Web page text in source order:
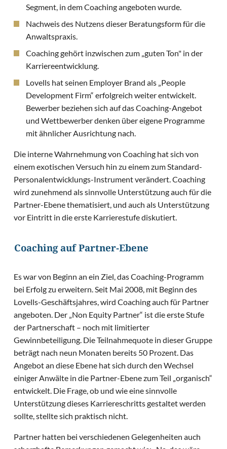
Segment, in dem Coaching angeboten wurde.
Nachweis des Nutzens dieser Beratungsform für die
Anwaltspraxis.
Coaching gehört inzwischen zum „guten Ton" in der
Karriereentwicklung.
Lovells hat seinen Employer Brand als „People
Development Firm“ erfolgreich weiter entwickelt.
Bewerber beziehen sich auf das Coaching-Angebot
und Wettbewerber denken über eigene Programme
mit ähnlicher Ausrichtung nach.
Die interne Wahrnehmung von Coaching hat sich von
einem exotischen Versuch hin zu einem zum Standard-
Personalentwicklungs-Instrument verändert. Coaching
wird zunehmend als sinnvolle Unterstützung auch für die
Partner-Ebene thematisiert, und auch als Unterstützung
vor Eintritt in die erste Karrierestufe diskutiert.
Coaching auf Partner-Ebene
Es war von Beginn an ein Ziel, das Coaching-Programm
bei Erfolg zu erweitern. Seit Mai 2008, mit Beginn des
Lovells-Geschäftsjahres, wird Coaching auch für Partner
angeboten. Der „Non Equity Partner“ ist die erste Stufe
der Partnerschaft – noch mit limitierter
Gewinnbeteiligung. Die Teilnahmequote in dieser Gruppe
beträgt nach neun Monaten bereits 50 Prozent. Das
Angebot an diese Ebene hat sich durch den Wechsel
einiger Anwälte in die Partner-Ebene zum Teil „organisch“
entwickelt. Die Frage, ob und wie eine sinnvolle
Unterstützung dieses Karriereschritts gestaltet werden
sollte, stellte sich praktisch nicht.
Partner hatten bei verschiedenen Gelegenheiten auch